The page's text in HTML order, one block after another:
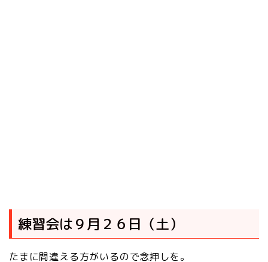
練習会は９月２６日（土）
たまに間違える方がいるので念押しを。